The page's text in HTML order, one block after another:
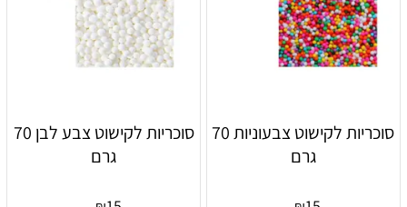
סוכריות לקישוט צבעוניות 70
גרם
סוכריות לקישוט צבע לבן 70
גרם